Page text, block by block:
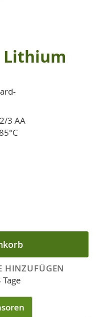
Lithium
3 AA
HINZUFÜGEN